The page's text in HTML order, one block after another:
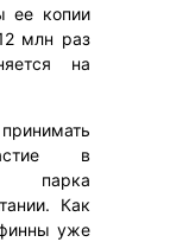
ее копии
млн раз
на
в
парка
Как
уже